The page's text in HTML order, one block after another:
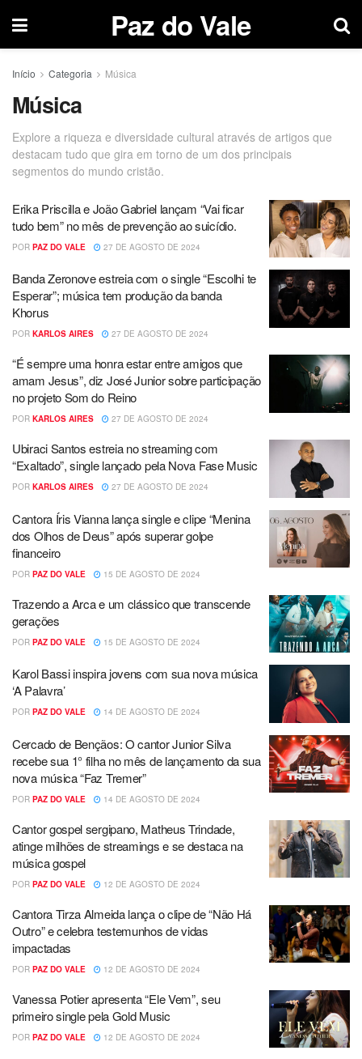
Paz do Vale
Início Categoria Música
Música
Explore a riqueza e diversidade cultural através de artigos que
destacam tudo que gira em torno de um dos principais
segmentos do mundo cristão.
Erika Priscilla e João Gabriel lançam “Vai ficar
tudo bem” no mês de prevenção ao suicídio.
POR PAZ DO VALE 27 DE AGOSTO DE 2024
Banda Zeronove estreia com o single “Escolhi te
Esperar”; música tem produção da banda
Khorus
POR KARLOS AIRES 27 DE AGOSTO DE 2024
“É sempre uma honra estar entre amigos que
amam Jesus”, diz José Junior sobre participação
no projeto Som do Reino
POR KARLOS AIRES 27 DE AGOSTO DE 2024
Ubiraci Santos estreia no streaming com
“Exaltado”, single lançado pela Nova Fase Music
POR KARLOS AIRES 27 DE AGOSTO DE 2024
Cantora Íris Vianna lança single e clipe “Menina
dos Olhos de Deus” após superar golpe
financeiro
POR PAZ DO VALE 15 DE AGOSTO DE 2024
Trazendo a Arca e um clássico que transcende
gerações
POR PAZ DO VALE 15 DE AGOSTO DE 2024
Karol Bassi inspira jovens com sua nova música
‘A Palavra’
POR PAZ DO VALE 14 DE AGOSTO DE 2024
Cercado de Bençãos: O cantor Junior Silva
recebe sua 1° filha no mês de lançamento da sua
nova música “Faz Tremer”
POR PAZ DO VALE 14 DE AGOSTO DE 2024
Cantor gospel sergipano, Matheus Trindade,
atinge milhões de streamings e se destaca na
música gospel
POR PAZ DO VALE 12 DE AGOSTO DE 2024
Cantora Tirza Almeida lança o clipe de “Não Há
Outro” e celebra testemunhos de vidas
impactadas
POR PAZ DO VALE 12 DE AGOSTO DE 2024
Vanessa Potier apresenta “Ele Vem”, seu
primeiro single pela Gold Music
POR PAZ DO VALE 12 DE AGOSTO DE 2024